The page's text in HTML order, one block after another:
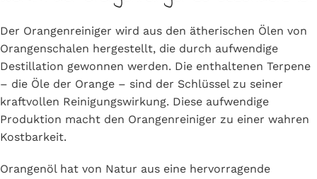
Der Orangenreiniger wird aus den ätherischen Ölen von
Orangenschalen hergestellt, die durch aufwendige
Destillation gewonnen werden. Die enthaltenen Terpene
– die Öle der Orange – sind der Schlüssel zu seiner
kraftvollen Reinigungswirkung. Diese aufwendige
Produktion macht den Orangenreiniger zu einer wahren
Kostbarkeit.
Orangenöl hat von Natur aus eine hervorragende